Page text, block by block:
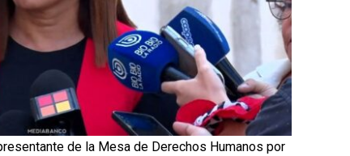
de la Mesa de Derechos Humanos por